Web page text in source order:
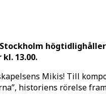
13.00.
Mikis! Till
historiens rörelse